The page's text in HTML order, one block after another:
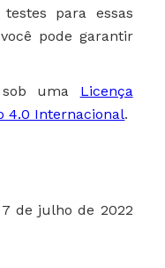
para essas
pode garantir
uma Licença
4.0 Internacional.
de julho de 2022